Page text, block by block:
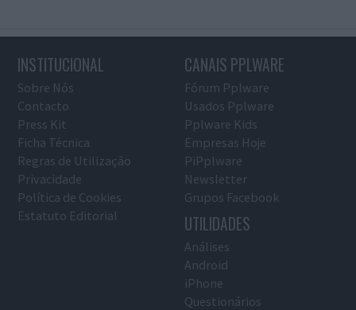
INSTITUCIONAL
Sobre Nós
Contacto
Press Kit
Ficha Técnica
Regras de Utilização
Privacidade
Política de Cookies
Estatuto Editorial
CANAIS PPLWARE
Fórum Pplware
Usados Pplware
Pplware Kids
Empresas Hoje
PiPplware
Newsletter
Grupos Facebook
UTILIDADES
Análises
Android
iPhone
Questionários